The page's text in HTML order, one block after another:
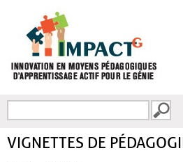
FORMULAIRE DE
VIGNETTES DE